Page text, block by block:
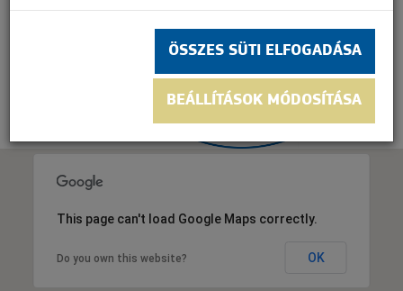
This page can't load Google Maps correctly.
Do you own this website? OK
ÖSSZES SÜTI ELFOGADÁSA
BEÁLLÍTÁSOK MÓDOSÍTÁSA